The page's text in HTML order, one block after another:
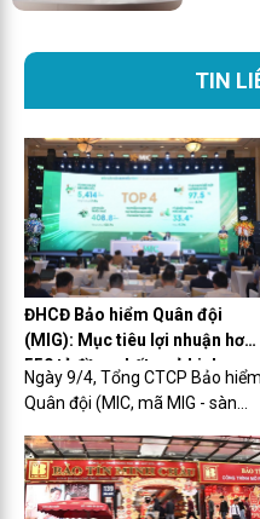
TIN
ĐHCĐ Bảo hiểm Quân đội
(MIG): Mục tiêu lợi nhuận hơn
550 tỷ đồng, kết quả kinh
doanh quý I/2026 tích cực
Ngày 9/4, Tổng CTCP Bảo hiểm
Quân đội (MIC, mã MIG - sàn
cổ đông thường niên 2026
(ĐHCĐ) và thông qua hầu hết
mọi tờ trình.